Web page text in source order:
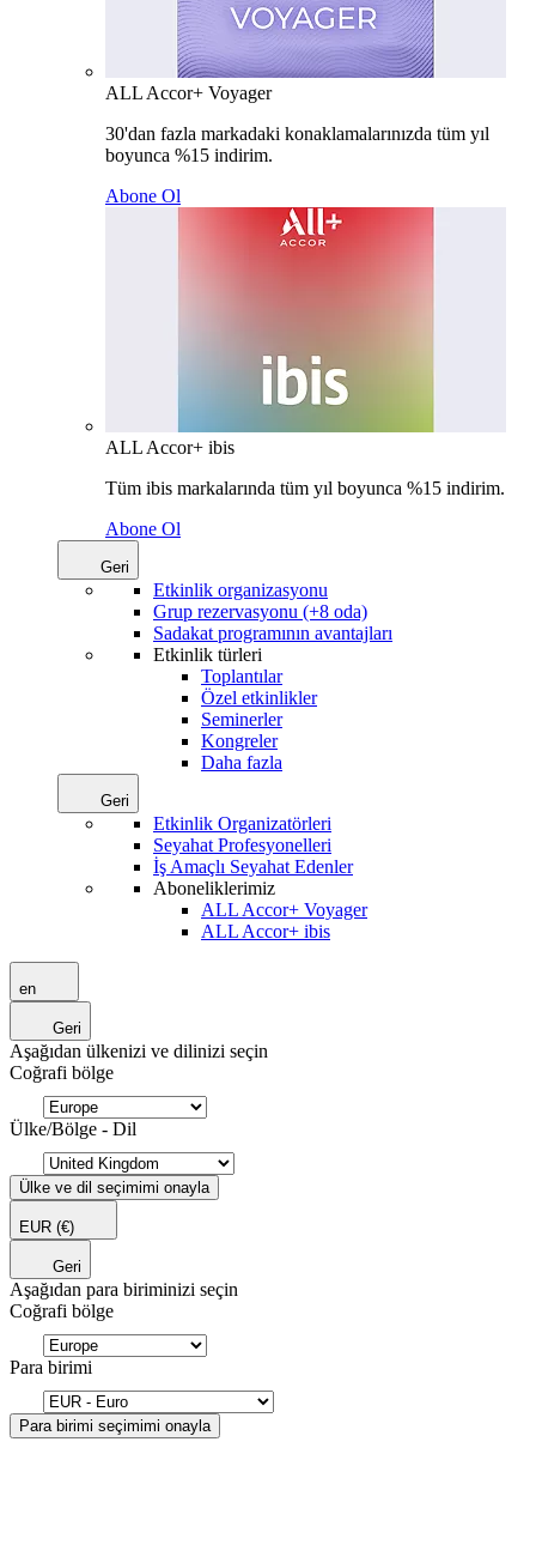
ALL Accor+ Voyager
30'dan fazla markadaki konaklamalarınızda tüm yıl
boyunca %15 indirim.
Abone Ol
ALL Accor+ ibis
Tüm ibis markalarında tüm yıl boyunca %15 indirim.
Abone Ol
Geri
Etkinlik organizasyonu
Grup rezervasyonu (+8 oda)
Sadakat programının avantajları
Etkinlik türleri
Toplantılar
Özel etkinlikler
Seminerler
Kongreler
Daha fazla
Geri
Etkinlik Organizatörleri
Seyahat Profesyonelleri
İş Amaçlı Seyahat Edenler
Aboneliklerimiz
ALL Accor+ Voyager
ALL Accor+ ibis
en
Geri
Aşağıdan ülkenizi ve dilinizi seçin
Coğrafi bölge
Ülke/Bölge - Dil
Ülke ve dil seçimimi onayla
EUR (€)
Geri
Aşağıdan para biriminizi seçin
Coğrafi bölge
Para birimi
Para birimi seçimimi onayla